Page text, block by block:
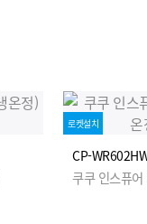
로켓설치
CP-
쿠쿠 인스퓨어